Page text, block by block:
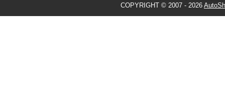
COPYRIGHT © 2007 - 2026